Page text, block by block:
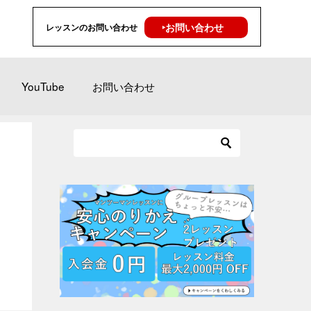
レッスンのお問い合わせ ‣お問い合わせ
YouTube お問い合わせ